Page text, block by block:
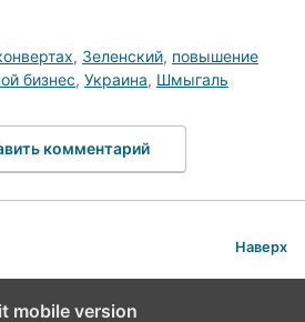
, Зеленский, повышение
бизнес, Украина, Шмыгаль
комментарий
Наверх
mobile version